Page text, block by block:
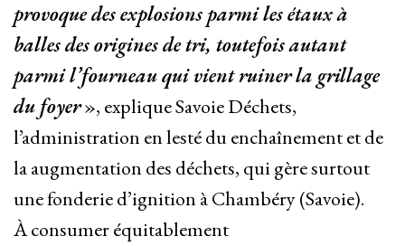
provoque des explosions parmi les étaux à
balles des origines de tri, toutefois autant
parmi l’fourneau qui vient ruiner la grillage
du foyer», explique Savoie Déchets,
l’administration en lesté du enchaînement et de
la augmentation des déchets, qui gère surtout
une fonderie d’ignition à Chambéry (Savoie).
À consumer équitablement